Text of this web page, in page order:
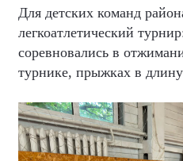
Для детских команд
легкоатлетический
соревновались в
турнике, прыжках в